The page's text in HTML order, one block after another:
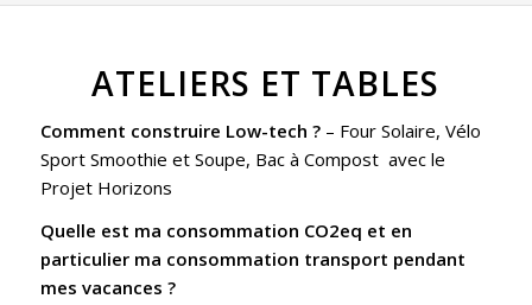
ATELIERS ET TABLES
Comment construire Low-tech ?– Four Solaire, Vélo
Sport Smoothie et Soupe, Bac à Compost avec le
Projet Horizons
Quelle est ma consommation CO2eq et en
particulier ma consommation transport pendant
mes vacances ?